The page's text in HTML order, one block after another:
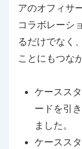
アのオフィサ
コラボレーシ
るだけでなく
ことにもつな
ケースス
ードを引
ました。
ケースス